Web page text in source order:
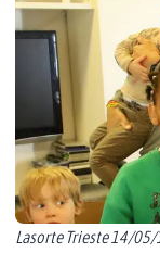
Lasorte Trieste 14/05/